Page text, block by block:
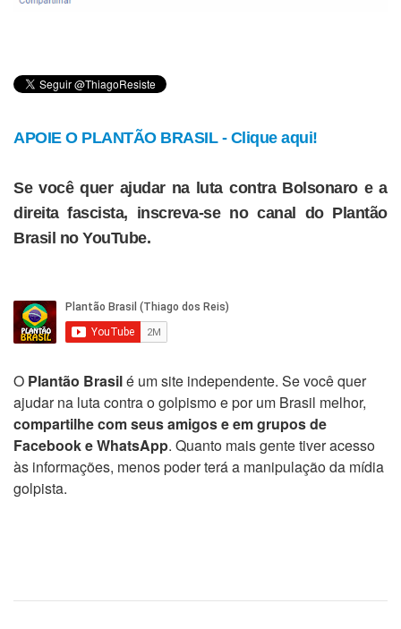
APOIE O PLANTÃO BRASIL - Clique aqui!
Se você quer ajudar na luta contra Bolsonaro e a
direita fascista, inscreva-se no canal do Plantão
Brasil no YouTube.
O Plantão Brasilé um site independente. Se você quer
ajudar na luta contra o golpismo e por um Brasil melhor,
compartilhe com seus amigos e em grupos de
Facebook e WhatsApp. Quanto mais gente tiver acesso
às informações, menos poder terá a manipulação da mídia
golpista.